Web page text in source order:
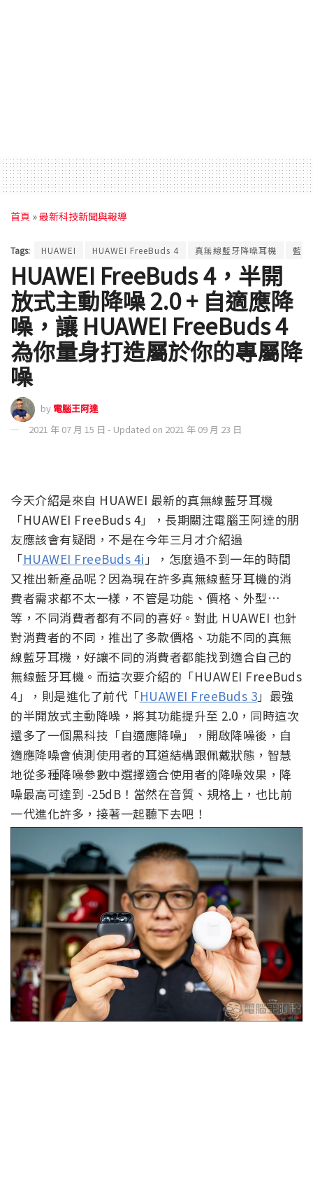
首頁 »最新科技新聞與報導
Tags: HUAWEI HUAWEI FreeBuds 4 真無線藍牙降噪耳機 藍
HUAWEI FreeBuds 4，半開
放式主動降噪 2.0 + 自適應降
噪，讓 HUAWEI FreeBuds 4
為你量身打造屬於你的專屬降
噪
by 電腦王阿達
2021 年 07 月 15 日 - Updated on 2021 年 09 月 23 日
今天介紹是來自 HUAWEI 最新的真無線藍牙耳機
「HUAWEI FreeBuds 4」，長期關注電腦王阿達的朋
友應該會有疑問，不是在今年三月才介紹過
「HUAWEI FreeBuds 4i 」，怎麼過不到一年的時間
又推出新產品呢？因為現在許多真無線藍牙耳機的消
費者需求都不太一樣，不管是功能、價格、外型…
等，不同消費者都有不同的喜好。對此 HUAWEI 也針
對消費者的不同，推出了多款價格、功能不同的真無
線藍牙耳機，好讓不同的消費者都能找到適合自己的
無線藍牙耳機。而這次要介紹的「HUAWEI FreeBuds
4」，則是進化了前代「HUAWEI FreeBuds 3」最強
的半開放式主動降噪，將其功能提升至 2.0，同時這次
還多了一個黑科技「自適應降噪」，開啟降噪後，自
適應降噪會偵測使用者的耳道結構跟佩戴狀態，智慧
地從多種降噪參數中選擇適合使用者的降噪效果，降
噪最高可達到 -25dB！當然在音質、規格上，也比前
一代進化許多，接著一起聽下去吧！